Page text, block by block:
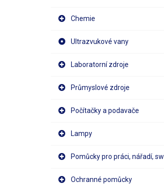
Chemie
Ultrazvukové vany
Laboratorní zdroje
Průmyslové zdroje
Počítačky a podavače
Lampy
Pomůcky pro práci, nářadí, sw
Ochranné pomůcky